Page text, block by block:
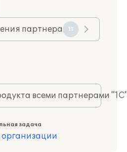
партнера 11
всеми партнерами
задача